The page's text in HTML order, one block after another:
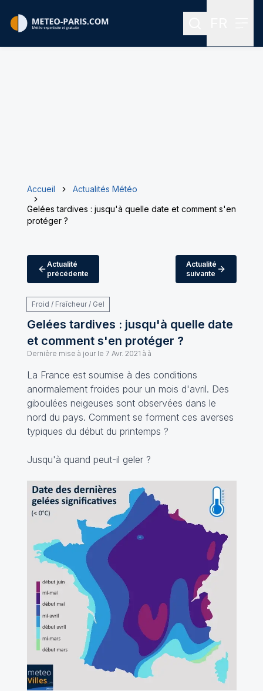
Rechercher
Accueil
Actualités Météo
Gelées tardives : jusqu'à quelle date et comment s'en
protéger ?
Actualité
précédente
Actualité
suivante
Froid / Fraîcheur / Gel
Gelées tardives : jusqu'à quelle date
et comment s'en protéger ?
Dernière mise à jour le 7 Avr. 2021 à à
La France est soumise à des conditions
anormalement froides pour un mois d'avril. Des
giboulées neigeuses sont observées dans le
nord du pays. Comment se forment ces averses
typiques du début du printemps ?
Jusqu'à quand peut-il geler ?